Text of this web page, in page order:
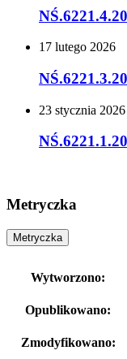
17 lutego 2026
23 stycznia 2026
Metryczka
Metryczka
Wytworzono:
Opublikowano:
Zmodyfikowano: